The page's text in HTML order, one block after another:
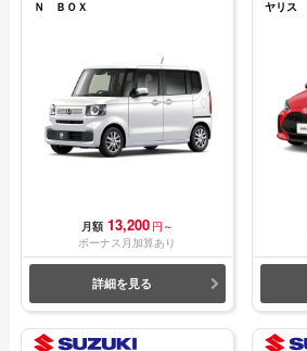
Ｎ ＢＯＸ
月額 13,200 円～
ボーナス月加算あり
詳細を見る
ヤリス